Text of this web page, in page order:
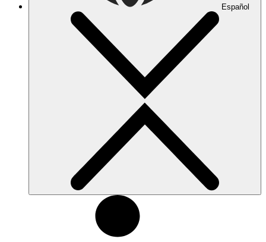
Español